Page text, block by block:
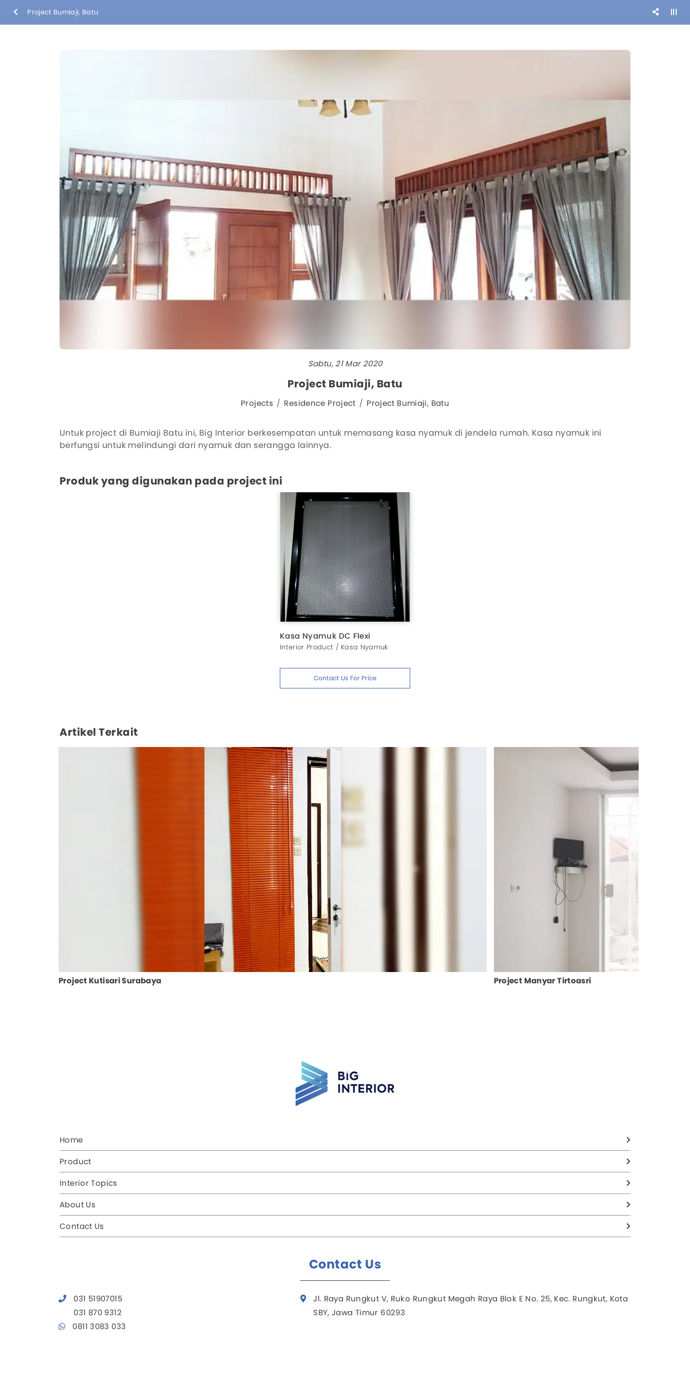
Project Bumiaji, Batu
Sabtu, 21 Mar 2020
Project Bumiaji, Batu
Projects Residence Project Project Bumiaji, Batu
Untuk project di Bumiaji Batu ini, Big Interior berkesempatan untuk memasang kasa nyamuk di jendela rumah. Kasa nyamuk ini
berfungsi untuk melindungi dari nyamuk dan serangga lainnya.
Produk yang digunakan pada project ini
Kasa Nyamuk DC Flexi
Interior Product / Kasa Nyamuk
Contact Us For Price
Artikel Terkait
Project Kutisari Surabaya Project Manyar Tirtoasri
Home
Product
Interior Topics
About Us
Contact Us
Contact Us
031 51907015
031 870 9312
0811 3083 033
Jl. Raya Rungkut V, Ruko Rungkut Megah Raya Blok E No. 25, Kec. Rungkut, Kota
SBY, Jawa Timur 60293